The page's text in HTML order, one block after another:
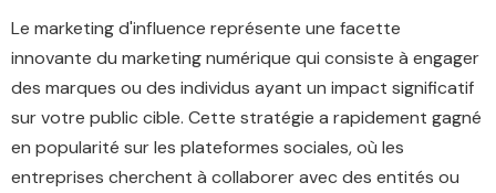
Le marketing d'influence représente une facette
innovante du marketing numérique qui consiste à engager
des marques ou des individus ayant un impact significatif
sur votre public cible. Cette stratégie a rapidement gagné
en popularité sur les plateformes sociales, où les
entreprises cherchent à collaborer avec des entités ou